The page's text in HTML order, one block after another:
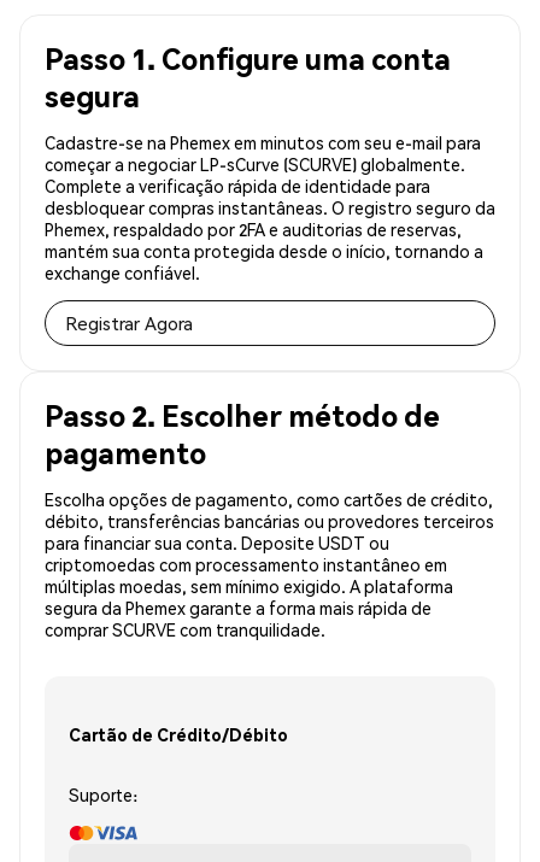
Passo 1. Configure uma conta
segura
Cadastre-se na Phemex em minutos com seu e-mail para
começar a negociar LP-sCurve (SCURVE) globalmente.
Complete a verificação rápida de identidade para
desbloquear compras instantâneas. O registro seguro da
Phemex, respaldado por 2FA e auditorias de reservas,
mantém sua conta protegida desde o início, tornando a
exchange confiável.
Registrar Agora
Passo 2. Escolher método de
pagamento
Escolha opções de pagamento, como cartões de crédito,
débito, transferências bancárias ou provedores terceiros
para financiar sua conta. Deposite USDT ou
criptomoedas com processamento instantâneo em
múltiplas moedas, sem mínimo exigido. A plataforma
segura da Phemex garante a forma mais rápida de
comprar SCURVE com tranquilidade.
Cartão de Crédito/Débito
Suporte: